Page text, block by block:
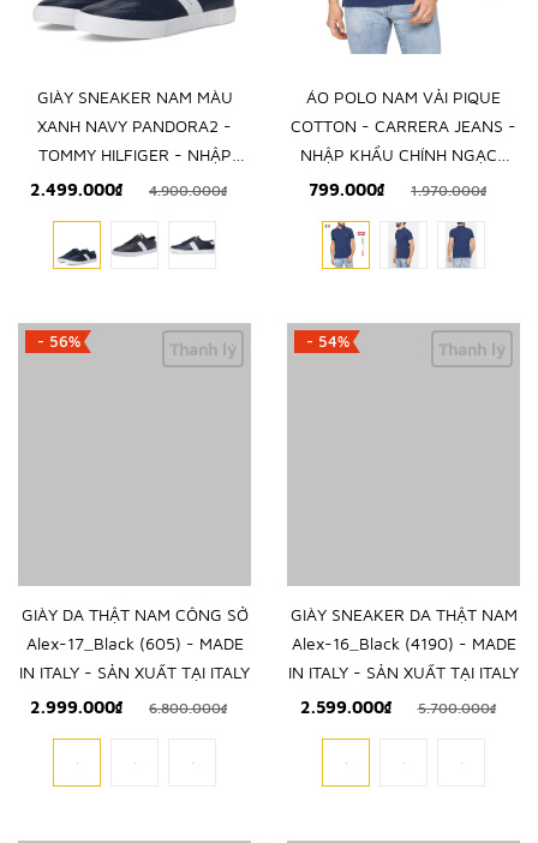
GIÀY SNEAKER NAM MÀU
XANH NAVY PANDORA2 -
TOMMY HILFIGER - NHẬP
KHẨU CHÍNH HÃNG TỪ MỸ
2.499.000₫ 4.900.000₫
ÁO POLO NAM VẢI PIQUE
COTTON - CARRERA JEANS -
NHẬP KHẨU CHÍNH NGẠCH
TỪ ITALIA
799.000₫ 1.970.000₫
- 56% Thanh lý
GIÀY DA THẬT NAM CÔNG SỞ
Alex-17_Black (605) - MADE
IN ITALY - SẢN XUẤT TẠI ITALY
2.999.000₫
6.800.000₫
- 54% Thanh lý
GIÀY SNEAKER DA THẬT NAM
Alex-16_Black (4190) - MADE
IN ITALY - SẢN XUẤT TẠI ITALY
2.599.000₫
5.700.000₫